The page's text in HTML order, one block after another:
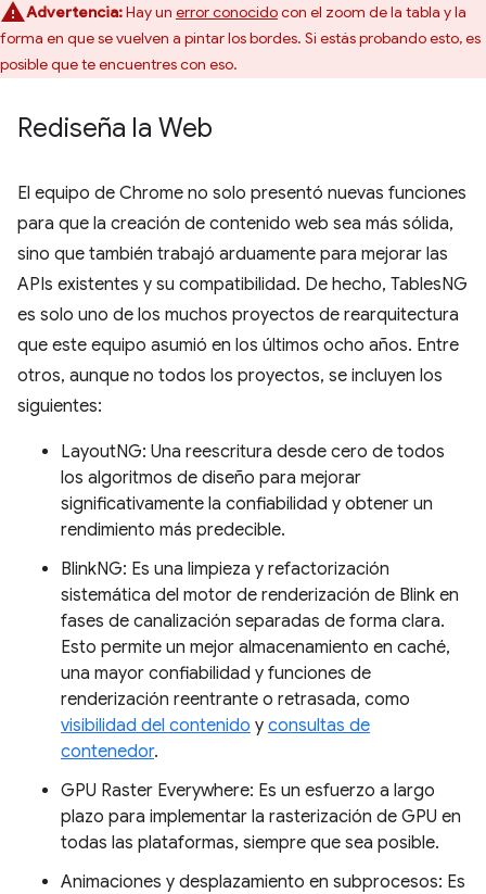
Advertencia:Hay un error conocidocon el zoom de la tabla y la
forma en que se vuelven a pintar los bordes. Si estás probando esto, es
posible que te encuentres con eso.
Rediseña la Web
El equipo de Chrome no solo presentó nuevas funciones
para que la creación de contenido web sea más sólida,
sino que también trabajó arduamente para mejorar las
APIs existentes y su compatibilidad. De hecho, TablesNG
es solo uno de los muchos proyectos de rearquitectura
que este equipo asumió en los últimos ocho años. Entre
otros, aunque no todos los proyectos, se incluyen los
siguientes:
LayoutNG: Una reescritura desde cero de todos
los algoritmos de diseño para mejorar
significativamente la confiabilidad y obtener un
rendimiento más predecible.
BlinkNG: Es una limpieza y refactorización
sistemática del motor de renderización de Blink en
fases de canalización separadas de forma clara.
Esto permite un mejor almacenamiento en caché,
una mayor confiabilidad y funciones de
renderización reentrante o retrasada, como
visibilidad del contenido y consultas de
contenedor.
GPU Raster Everywhere: Es un esfuerzo a largo
plazo para implementar la rasterización de GPU en
todas las plataformas, siempre que sea posible.
Animaciones y desplazamiento en subprocesos: Es